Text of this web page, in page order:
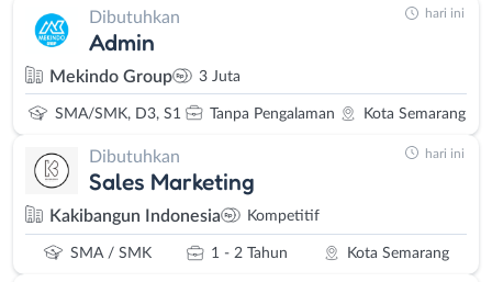
Dibutuhkan
Admin
Mekindo Group 3 Juta
SMA/SMK, D3, S1 Tanpa Pengalaman Kota Semarang
hari ini
Dibutuhkan
Sales Marketing
Kakibangun Indonesia Kompetitif
SMA / SMK 1 - 2 Tahun Kota Semarang
hari ini